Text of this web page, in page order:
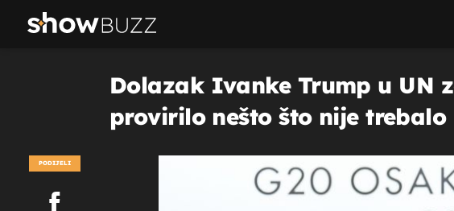
Dolazak Ivanke Trump u UN
provirilo nešto što nije trebalo
PODIJELI